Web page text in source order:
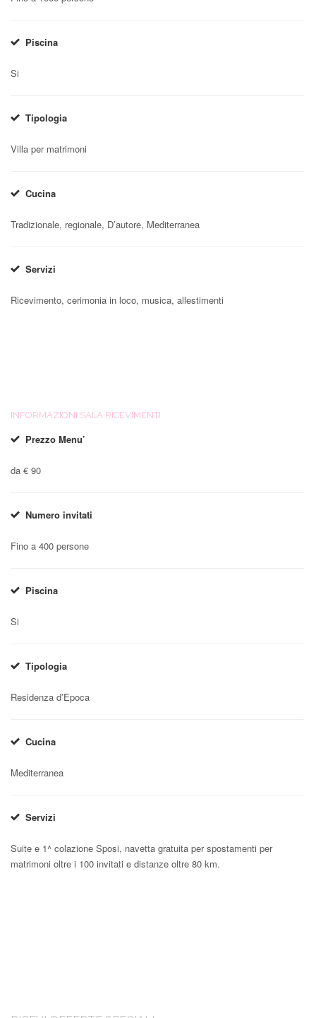
Piscina
Si
Tipologia
Villa per matrimoni
Cucina
Tradizionale, regionale, D’autore, Mediterranea
Servizi
Ricevimento, cerimonia in loco, musica, allestimenti
INFORMAZIONI SALA RICEVIMENTI
Prezzo Menu’
da € 90
Numero invitati
Fino a 400 persone
Piscina
Si
Tipologia
Residenza d’Epoca
Cucina
Mediterranea
Servizi
Suite e 1^ colazione Sposi, navetta gratuita per spostamenti per
matrimoni oltre i 100 invitati e distanze oltre 80 km.